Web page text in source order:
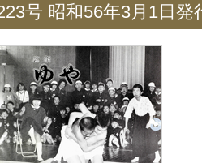
号 昭和56年3月1日発